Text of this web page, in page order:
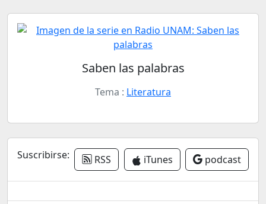
Saben las palabras
Tema : Literatura
Suscribirse: RSS iTunes podcast